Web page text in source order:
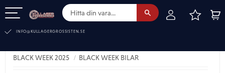
INFO@KULLAGERGROSSISTEN.SE
BLACK WEEK 2025 BLACK WEEK BILAR